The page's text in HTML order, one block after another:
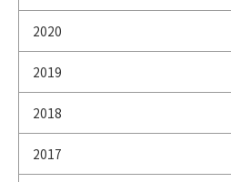
2020
2019
2018
2017